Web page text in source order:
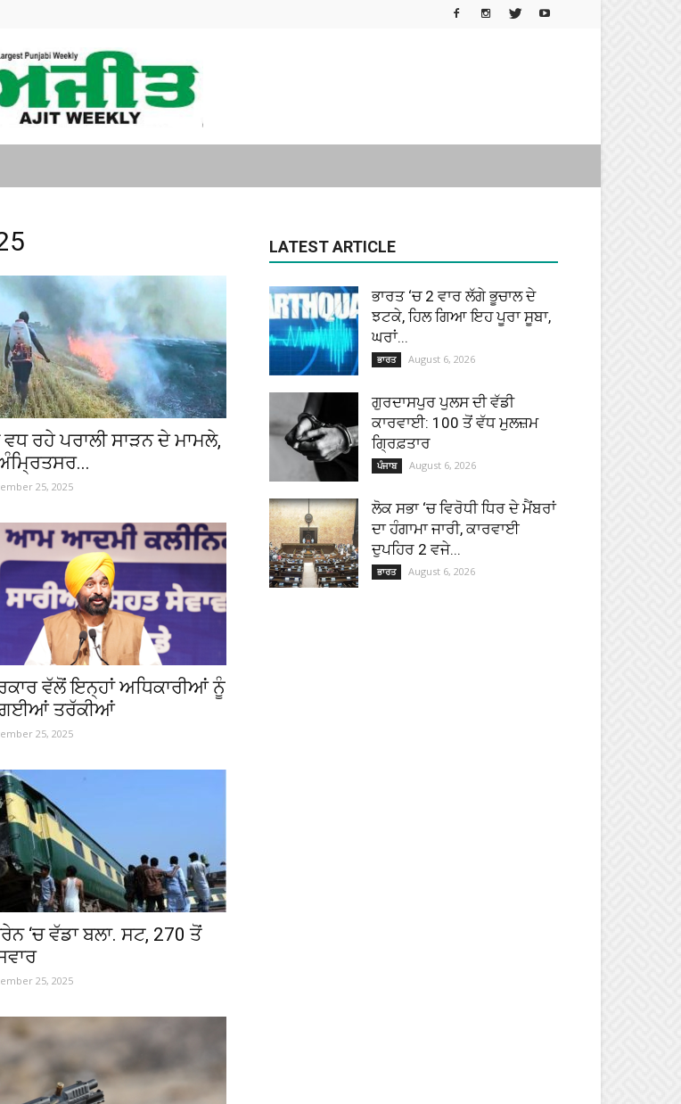
Ajitweekly
:
Punjabi
News
Paper
(Ajit
ਵਧ ਰਹੇ ਪਰਾਲੀ ਸਾੜਨ ਦੇ ਮਾਮਲੇ,
25, 2025
ਵੱਲੋਂ ਇਨ੍ਹਾਂ ਅਧਿਕਾਰੀਆਂ ਨੂੰ
ਗਈਆਂ ਤਰੱਕੀਆਂ
25, 2025
‘ਚ ਵੱਡਾ ਬਲਾ. ਸਟ, 270 ਤੋਂ
25, 2025
LATEST ARTICLE
ਭਾਰਤ ‘ਚ 2 ਵਾਰ ਲੱਗੇ ਭੂਚਾਲ ਦੇ
ਝਟਕੇ, ਹਿਲ ਗਿਆ ਇਹ ਪੂਰਾ ਸੂਬਾ,
ਘਰਾਂ...
ਭਾਰਤ August 6, 2026
ਗੁਰਦਾਸਪੁਰ ਪੁਲਸ ਦੀ ਵੱਡੀ
ਕਾਰਵਾਈ: 100 ਤੋਂ ਵੱਧ ਮੁਲਜ਼ਮ
ਗ੍ਰਿਫ਼ਤਾਰ
ਪੰਜਾਬ August 6, 2026
ਲੋਕ ਸਭਾ ‘ਚ ਵਿਰੋਧੀ ਧਿਰ ਦੇ ਮੈਂਬਰਾਂ
ਦਾ ਹੰਗਾਮਾ ਜਾਰੀ, ਕਾਰਵਾਈ
ਦੁਪਹਿਰ 2 ਵਜੇ...
ਭਾਰਤ August 6, 2026